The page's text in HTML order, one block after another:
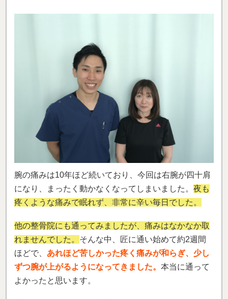
腕の痛みは10年ほど続いており、今回は右腕が四十肩
になり、まったく動かなくなってしまいました。 夜も
疼くような痛みで眠れず、非常に辛い毎日でした。
他の整骨院にも通ってみましたが、痛みはなかなか取
れませんでした。 そんな中、匠に通い始めて約2週間
ほどで、 あれほど苦しかった疼く痛みが和らぎ、少し
ずつ腕が上がるようになってきました。 本当に通って
よかったと思います。